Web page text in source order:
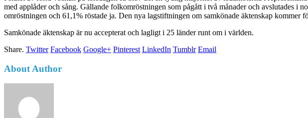
med applåder och sång. Gällande folkomröstningen som pågått i två månader och avslutades i
omröstningen och 61,1% röstade ja. Den nya lagstiftningen om samkönade äktenskap kommer
Samkönade äktenskap är nu accepterat och lagligt i 25 länder runt om i världen.
Share. Twitter Facebook Google+ Pinterest LinkedIn Tumblr Email
About Author